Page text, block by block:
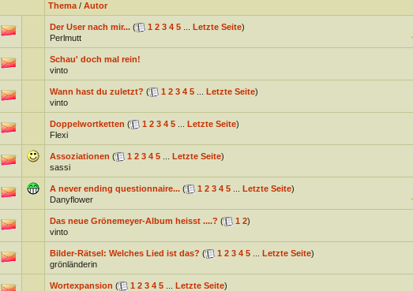
Thema/ Autor
Der User nach mir... ( 1 2 3 4 5... Letzte Seite)
Perlmutt
Schau' doch mal rein!
vinto
Wann hast du zuletzt? ( 1 2 3 4 5... Letzte Seite)
vinto
Doppelwortketten ( 1 2 3 4 5... Letzte Seite)
Flexi
Assoziationen ( 1 2 3 4 5... Letzte Seite)
sassi
A never ending questionnaire... ( 1 2 3 4 5... Letzte Seite)
Danyflower
Das neue Grönemeyer-Album heisst ....? ( 1 2)
vinto
Bilder-Rätsel: Welches Lied ist das? ( 1 2 3 4 5... Letzte Seite)
grönländerin
Wortexpansion ( 1 2 3 4 5... Letzte Seite)